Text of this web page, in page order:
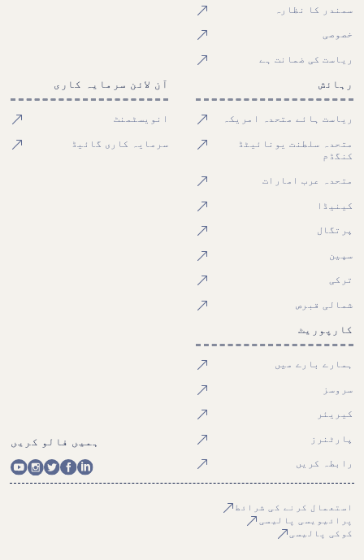
سمندر کا نظارہ
خصوصی
ریاست کی ضمانت ہے
رہائش
ریاست ہائے متحدہ امریکہ
متحدہ سلطنت یونائیٹڈ
کنگڈم
متحدہ عرب امارات
کینیڈا
پرتگال
سپین
ترکی
شمالی قبرص
آن لائن سرمایہ کاری
انویسٹمنٹ
سرمایہ کاری گائیڈ
کارپوریٹ
ہمارے بارے میں
سروسز
کیریئر
پارٹنرز
رابطہ کریں
ہمیں فالو کریں
استعمال کرنے کی شرائط
پرائیویسی پالیسی
کوکی پالیسی